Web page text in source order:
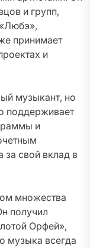
и групп,
принимает
и
музыкант, но
поддерживает
и
за свой вклад в
множества
получил
Орфей»,
музыка всегда